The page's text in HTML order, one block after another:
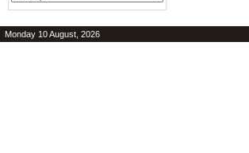
Monday 10 August, 2026